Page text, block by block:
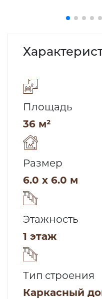
Площадь
36 м²
Размер
6.0 x 6.0 м
Этажность
1 этаж
Тип строения
Каркасный